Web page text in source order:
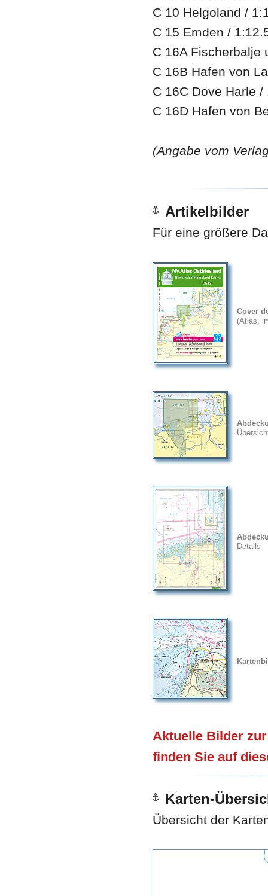
C 10 Helgoland /
C 15 Emden /
C 16A Fischerbalje
C 16B Hafen von
C 16C Dove Harle /
C 16D Hafen von
(Angabe vom
Artikelbilder
Für eine größere
Cover
(Atlas,
Details
Aktuelle Bilder
finden Sie auf
Karten-
Übersicht der